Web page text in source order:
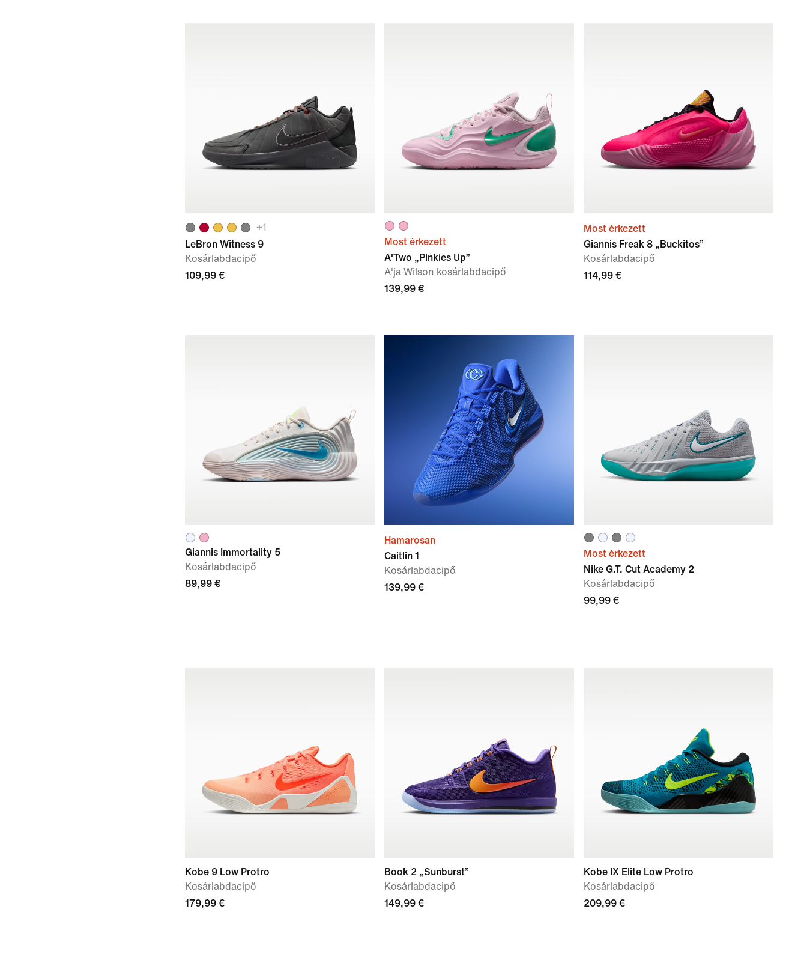
+1
LeBron Witness 9
Kosárlabdacipő
109,99 €
Most érkezett
A'Two „Pinkies Up”
A'ja Wilson kosárlabdacipő
139,99 €
Most érkezett
Giannis Freak 8 „Buckitos”
Kosárlabdacipő
114,99 €
Giannis Immortality 5
Kosárlabdacipő
89,99 €
Hamarosan
Caitlin 1
Kosárlabdacipő
139,99 €
Most érkezett
Nike G.T. Cut Academy 2
Kosárlabdacipő
99,99 €
Kobe 9 Low Protro
Kosárlabdacipő
179,99 €
Book 2 „Sunburst”
Kosárlabdacipő
149,99 €
Kobe IX Elite Low Protro
Kosárlabdacipő
209,99 €